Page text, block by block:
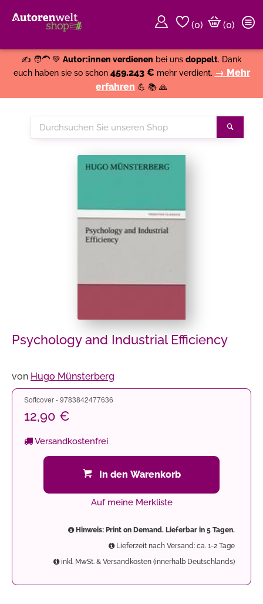
(0)
(0)
✍️ 🧑‍🦱 💚 Autor:innen verdienen bei uns doppelt. Dank
euch haben sie so schon 459.243 € mehr verdient. → Mehr
erfahren 💪 📚 🙏
Durchsuchen
Sie
Psychology and Industrial Efficiency
von Hugo Münsterberg
Softcover - 9783842477636
12,90 €
Versandkostenfrei
In den Warenkorb
Auf meine Merkliste
Hinweis: Print on Demand. Lieferbar in 5 Tagen.
Lieferzeit nach Versand: ca. 1-2 Tage
inkl. MwSt. & Versandkosten (innerhalb Deutschlands)